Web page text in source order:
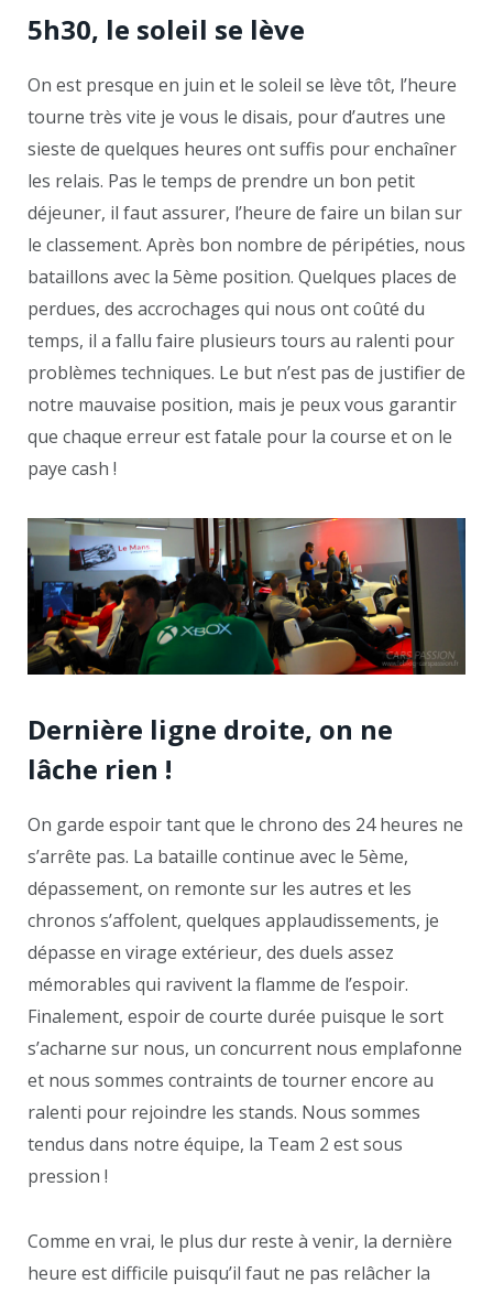
5h30, le soleil se lève
On est presque en juin et le soleil se lève tôt, l’heure
tourne très vite je vous le disais, pour d’autres une
sieste de quelques heures ont suffis pour enchaîner
les relais. Pas le temps de prendre un bon petit
déjeuner, il faut assurer, l’heure de faire un bilan sur
le classement. Après bon nombre de péripéties, nous
bataillons avec la 5ème position. Quelques places de
perdues, des accrochages qui nous ont coûté du
temps, il a fallu faire plusieurs tours au ralenti pour
problèmes techniques. Le but n’est pas de justifier de
notre mauvaise position, mais je peux vous garantir
que chaque erreur est fatale pour la course et on le
paye cash !
Dernière ligne droite, on ne
lâche rien !
On garde espoir tant que le chrono des 24 heures ne
s’arrête pas. La bataille continue avec le 5ème,
dépassement, on remonte sur les autres et les
chronos s’affolent, quelques applaudissements, je
dépasse en virage extérieur, des duels assez
mémorables qui ravivent la flamme de l’espoir.
Finalement, espoir de courte durée puisque le sort
s’acharne sur nous, un concurrent nous emplafonne
et nous sommes contraints de tourner encore au
ralenti pour rejoindre les stands. Nous sommes
tendus dans notre équipe, la Team 2 est sous
pression !
Comme en vrai, le plus dur reste à venir, la dernière
heure est difficile puisqu’il faut ne pas relâcher la